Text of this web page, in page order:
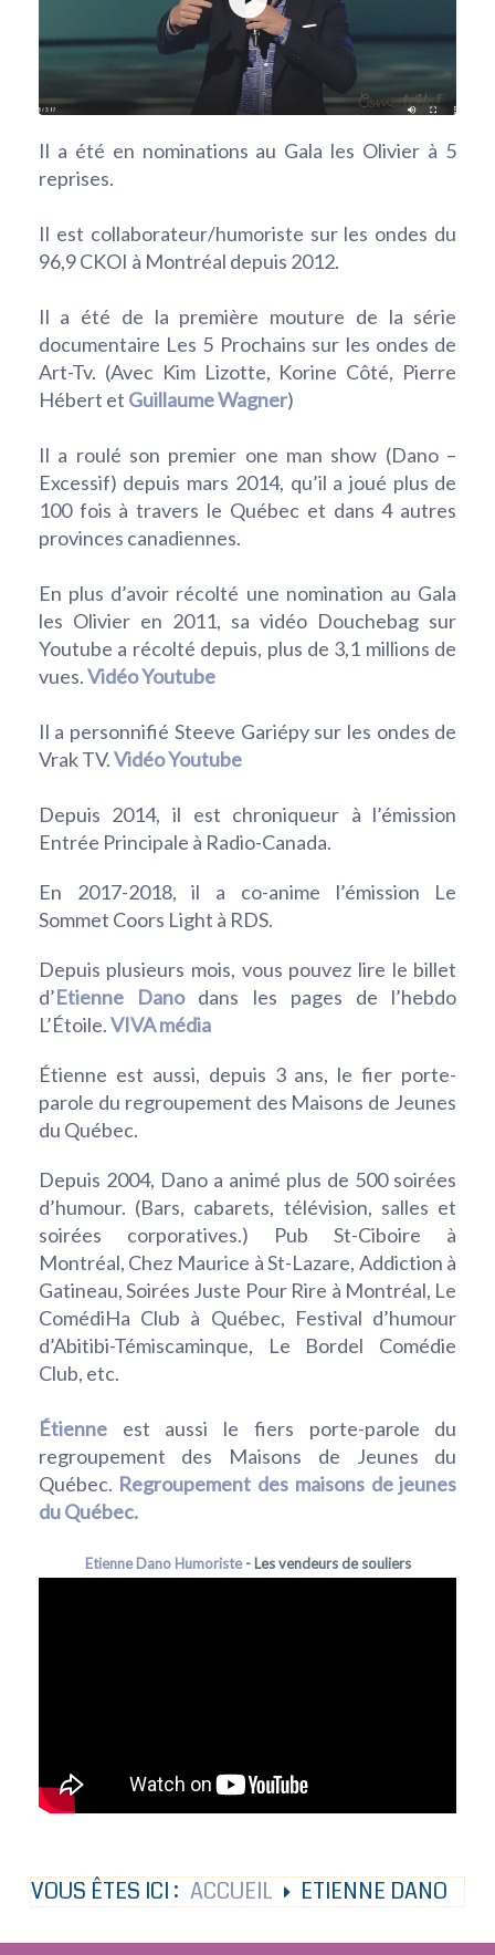
Il a été en nominations au Gala les Olivier à 5
reprises.
Il est collaborateur/humoriste sur les ondes du
96,9 CKOI à Montréal depuis 2012.
Il a été de la première mouture de la série
documentaire Les 5 Prochains sur les ondes de
Art-Tv. (Avec Kim Lizotte, Korine Côté, Pierre
Hébert et Guillaume Wagner)
Il a roulé son premier one man show (Dano –
Excessif) depuis mars 2014, qu’il a joué plus de
100 fois à travers le Québec et dans 4 autres
provinces canadiennes.
En plus d’avoir récolté une nomination au Gala
les Olivier en 2011, sa vidéo Douchebag sur
Youtube a récolté depuis, plus de 3,1 millions de
vues.Vidéo Youtube
Il a personnifié Steeve Gariépy sur les ondes de
Vrak TV.Vidéo Youtube
Depuis 2014, il est chroniqueur à l’émission
Entrée Principale à Radio-Canada.
En 2017-2018, il a co-anime l’émission Le
Sommet Coors Light à RDS.
Depuis plusieurs mois, vous pouvez lire le billet
d’Etienne Danodans les pages de l’hebdo
L’Étoile.VIVA média
Étienne est aussi, depuis 3 ans, le fier porte-
parole du regroupement des Maisons de Jeunes
du Québec.
Depuis 2004, Dano a animé plus de 500 soirées
d’humour. (Bars, cabarets, télévision, salles et
soirées corporatives.) Pub St-Ciboire à
Montréal, Chez Maurice à St-Lazare, Addiction à
Gatineau, Soirées Juste Pour Rire à Montréal, Le
ComédiHa Club à Québec, Festival d’humour
d’Abitibi-Témiscaminque, Le Bordel Comédie
Club, etc.
Étienneest aussi le fiers porte-parole du
regroupement des Maisons de Jeunes du
Québec. Regroupement des maisons de jeunes
du Québec.
Etienne Dano Humoriste- Les vendeurs de souliers
VOUS ÊTES ICI : ACCUEIL ETIENNE DANO